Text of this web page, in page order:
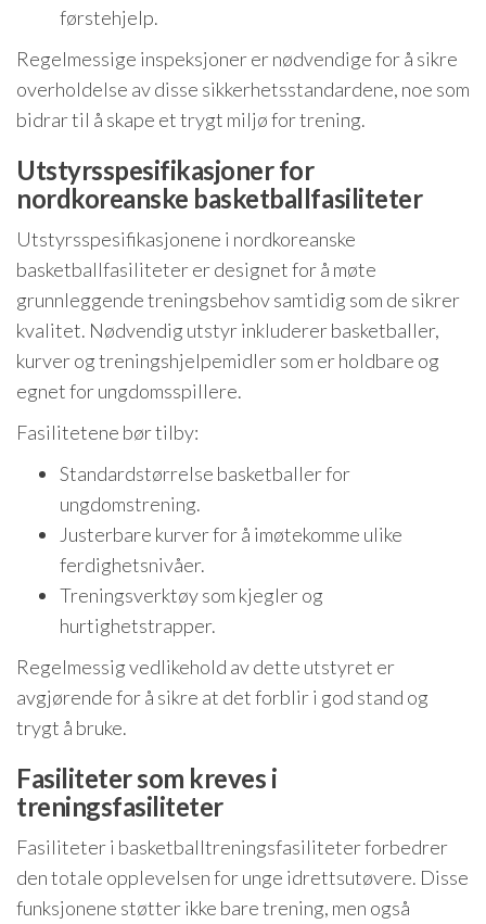
førstehjelp.
Regelmessige inspeksjoner er nødvendige for å sikre
overholdelse av disse sikkerhetsstandardene, noe som
bidrar til å skape et trygt miljø for trening.
Utstyrsspesifikasjoner for
nordkoreanske basketballfasiliteter
Utstyrsspesifikasjonene i nordkoreanske
basketballfasiliteter er designet for å møte
grunnleggende treningsbehov samtidig som de sikrer
kvalitet. Nødvendig utstyr inkluderer basketballer,
kurver og treningshjelpemidler som er holdbare og
egnet for ungdomsspillere.
Fasilitetene bør tilby:
Standardstørrelse basketballer for
ungdomstrening.
Justerbare kurver for å imøtekomme ulike
ferdighetsnivåer.
Treningsverktøy som kjegler og
hurtighetstrapper.
Regelmessig vedlikehold av dette utstyret er
avgjørende for å sikre at det forblir i god stand og
trygt å bruke.
Fasiliteter som kreves i
treningsfasiliteter
Fasiliteter i basketballtreningsfasiliteter forbedrer
den totale opplevelsen for unge idrettsutøvere. Disse
funksjonene støtter ikke bare trening, men også